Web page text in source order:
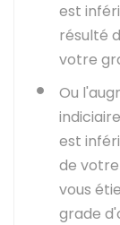
est
résulté
votre
Ou
est
de
vous
grade